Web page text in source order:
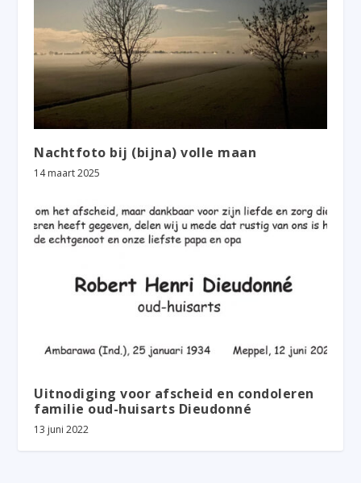
Nachtfoto bij (bijna) volle maan
14 maart 2025
Uitnodiging voor afscheid en condoleren
familie oud-huisarts Dieudonné
13 juni 2022